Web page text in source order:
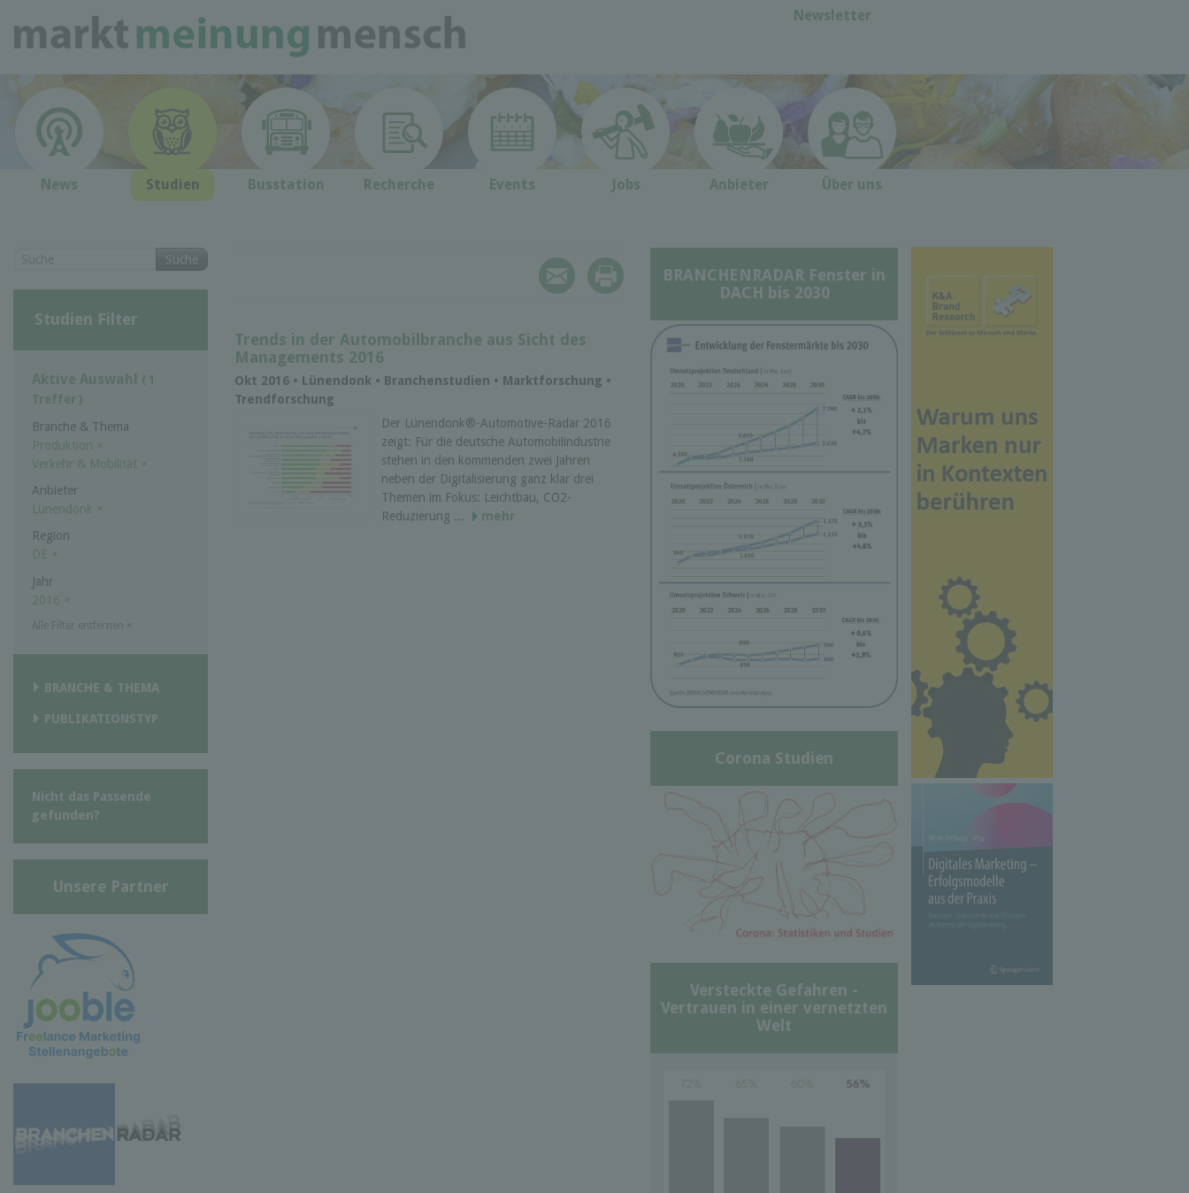
Newsletter
News Studien Busstation Recherche Events Jobs Anbieter Über uns
Trends in der Automobilbranche aus Sicht des
Managements 2016
Okt 2016 • Lünendonk • Branchenstudien • Marktforschung •
Trendforschung
Der Lünendonk®-Automotive-Radar 2016
zeigt: Für die deutsche Automobilindustrie
stehen in den kommenden zwei Jahren
neben der Digitalisierung ganz klar drei
Themen im Fokus: Leichtbau, CO2-
Reduzierung ...
mehr
Suche
Studien Filter
Aktive Auswahl ( 1
Treffer )
Branche & Thema
Produktion ×
Verkehr & Mobilität ×
Anbieter
Lünendonk ×
Region
DE ×
Jahr
2016 ×
BRANCHE & THEMA
PUBLIKATIONSTYP
Nicht das Passende
gefunden?
Unsere Partner
BRANCHENRADAR Fenster in
DACH bis 2030
Corona Studien
Versteckte Gefahren -
Vertrauen in einer vernetzten
Welt